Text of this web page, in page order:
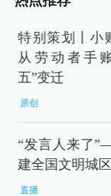
特别策划丨
从劳动者手
五”变迁
原创
“发言人来了
建全国文明城
直播